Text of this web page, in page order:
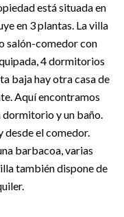
está situada en
en 3 plantas. La villa
salón-comedor con
4 dormitorios
baja hay otra casa de
Aquí encontramos
dormitorio y un baño.
desde el comedor.
barbacoa, varias
también dispone de